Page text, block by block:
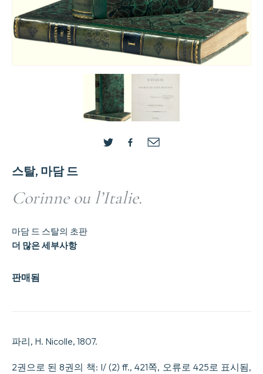
스탈, 마담 드
Corinne ou l’Italie.
판매됨
마담 드 스탈의 초판
더 많은 세부사항
파리, H. Nicolle, 1807.
2권으로 된 8권의 책: I/ (2) ff., 421쪽, 오류로 425로 표시됨,